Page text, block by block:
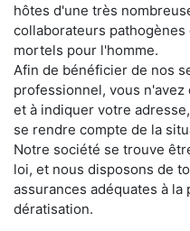
hôtes d'une très
collaborateurs
mortels pour l'homme.
Afin de bénéficier de nos
professionnel, vous
et à indiquer votre
se rendre compte de la
Notre société se trouve
loi, et nous disposons de
assurances adéquates à
dératisation.